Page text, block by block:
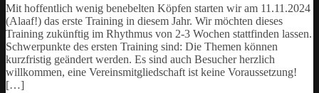
Mit hoffentlich wenig benebelten Köpfen starten wir am 11.11.2024
(Alaaf!) das erste Training in diesem Jahr. Wir möchten dieses
Training zukünftig im Rhythmus von 2-3 Wochen stattfinden lassen.
Schwerpunkte des ersten Training sind: Die Themen können
kurzfristig geändert werden. Es sind auch Besucher herzlich
willkommen, eine Vereinsmitgliedschaft ist keine Voraussetzung!
[…]